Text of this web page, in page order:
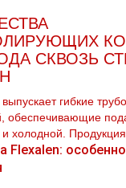
СКВОЗЬ
гибкие
обеспечивающие
холодной.